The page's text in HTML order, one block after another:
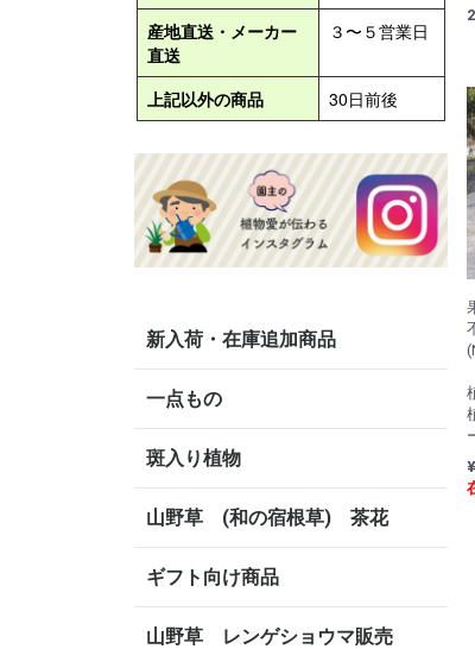
新入荷・在庫追加商品
一点もの
斑入り植物
山野草 (和の宿根草) 茶花
ギフト向け商品
山野草 レンゲショウマ販売